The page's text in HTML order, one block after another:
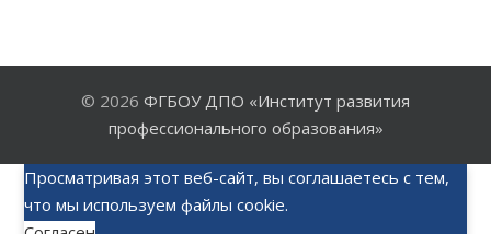
© 2026 ФГБОУ ДПО «Институт развития
профессионального образования»
Просматривая этот веб-сайт, вы соглашаетесь с тем,
что мы используем файлы cookie.